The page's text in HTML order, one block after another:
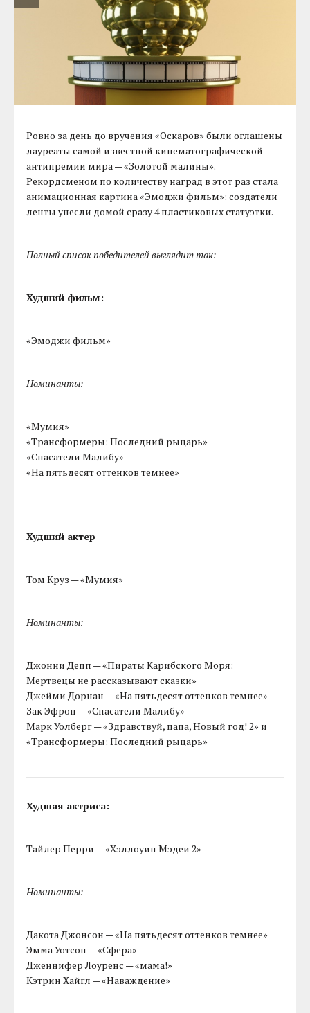
Ровно за день до вручения «Оскаров» были оглашены
лауреаты самой известной кинематографической
антипремии мира — «Золотой малины».
Рекордсменом по количеству наград в этот раз стала
анимационная картина «Эмоджи фильм»: создатели
ленты унесли домой сразу 4 пластиковых статуэтки.
Полный список победителей выглядит так:
Худший фильм:
«Эмоджи фильм»
Номинанты:
«Мумия»
«Трансформеры: Последний рыцарь»
«Спасатели Малибу»
«На пятьдесят оттенков темнее»
Худший актер
Том Круз — «Мумия»
Номинанты:
Джонни Депп — «Пираты Карибского Моря:
Мертвецы не рассказывают сказки»
Джейми Дорнан — «На пятьдесят оттенков темнее»
Зак Эфрон — «Спасатели Малибу»
Марк Уолберг — «Здравствуй, папа, Новый год! 2» и
«Трансформеры: Последний рыцарь»
Худшая актриса:
Тайлер Перри — «Хэллоуин Мэдеи 2»
Номинанты:
Дакота Джонсон — «На пятьдесят оттенков темнее»
Эмма Уотсон — «Сфера»
Дженнифер Лоуренс — «мама!»
Кэтрин Хайгл — «Наваждение»